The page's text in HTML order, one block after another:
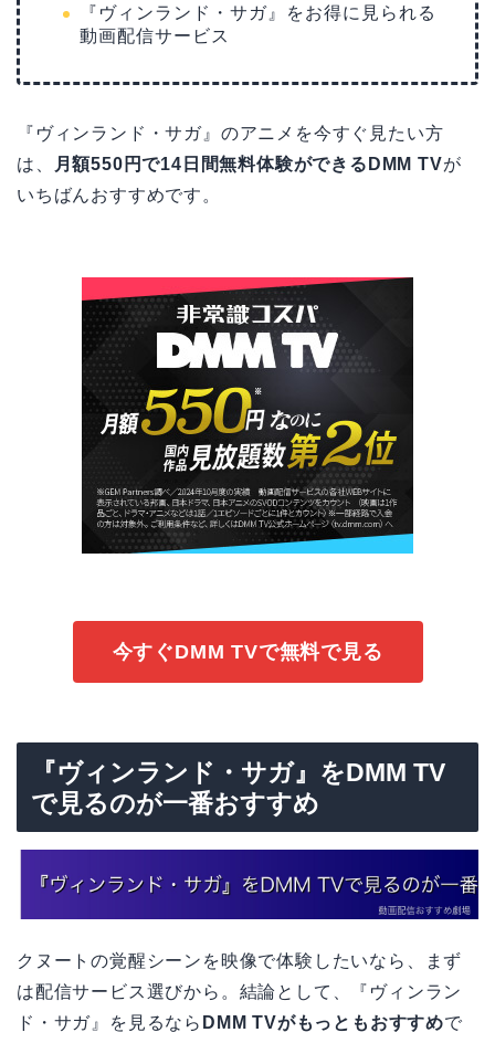
『ヴィンランド・サガ』をお得に見られる
動画配信サービス
『ヴィンランド・サガ』のアニメを今すぐ見たい方
は、
月額550円で14日間無料体験ができるDMM TVが
いちばんおすすめです。
今すぐDMM TVで無料で見る
『ヴィンランド・サガ』をDMM TV
で見るのが一番おすすめ
クヌートの覚醒シーンを映像で体験したいなら、まず
は配信サービス選びから。結論として、『ヴィンラン
ド・サガ』を見るなら DMM TVがもっともおすすめで